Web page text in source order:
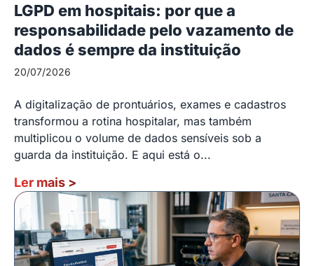
LGPD em hospitais: por que a
responsabilidade pelo vazamento de
dados é sempre da instituição
20/07/2026
A digitalização de prontuários, exames e cadastros
transformou a rotina hospitalar, mas também
multiplicou o volume de dados sensíveis sob a
guarda da instituição. E aqui está o...
Ler mais >